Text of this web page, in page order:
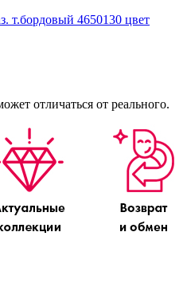
отличаться от реального.